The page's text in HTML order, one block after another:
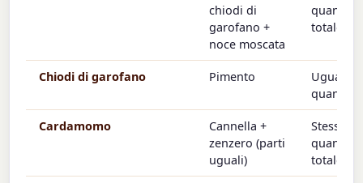
chiodi di
garofano +
noce moscata
quantità
totale
Chiodi di garofano Pimento
Uguale
quantità
Cardamomo
Cannella +
zenzero (parti
uguali)
Stessa
quantità
totale